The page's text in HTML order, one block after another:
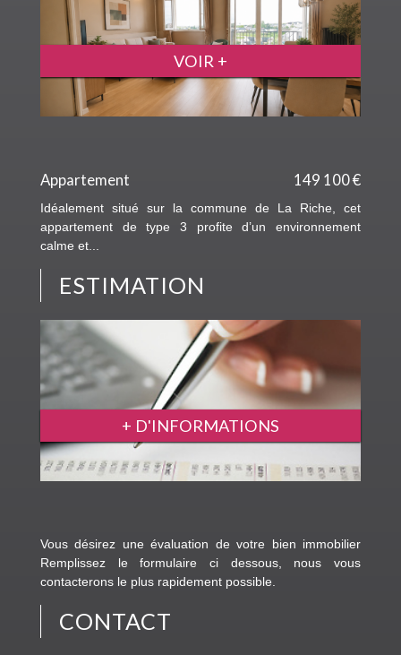
VOIR +
Appartement 149 100 €
Idéalement situé sur la commune de La Riche, cet
appartement de type 3 profite d’un environnement
calme et...
ESTIMATION
+ D'INFORMATIONS
Vous désirez une évaluation de votre bien immobilier
Remplissez le formulaire ci dessous, nous vous
contacterons le plus rapidement possible.
CONTACT